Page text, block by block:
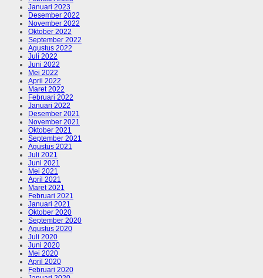
Januari 2023
Desember 2022
November 2022
Oktober 2022
September 2022
Agustus 2022
Juli 2022
Juni 2022
Mei 2022
April 2022
Maret 2022
Februari 2022
Januari 2022
Desember 2021
November 2021
Oktober 2021
September 2021
Agustus 2021
Juli 2021
Juni 2021
Mei 2021
April 2021
Maret 2021
Februari 2021
Januari 2021
Oktober 2020
September 2020
Agustus 2020
Juli 2020
Juni 2020
Mei 2020
April 2020
Februari 2020